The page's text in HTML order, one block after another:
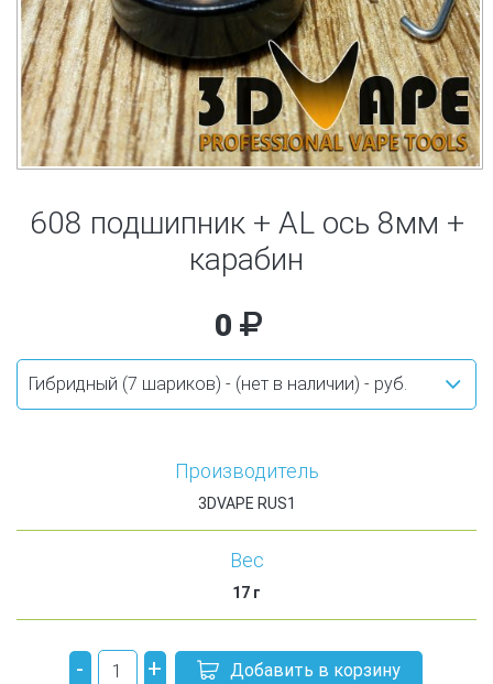
608 подшипник + AL ось 8мм +
карабин
0
Производитель
3DVAPE RUS1
Вес
17 г
- + Добавить в корзину